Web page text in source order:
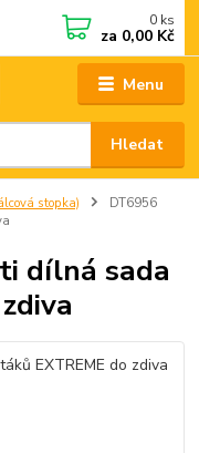
Menu
Hledat
0 ks
za 0,00 Kč
stopka)
DT6956
dílná sada